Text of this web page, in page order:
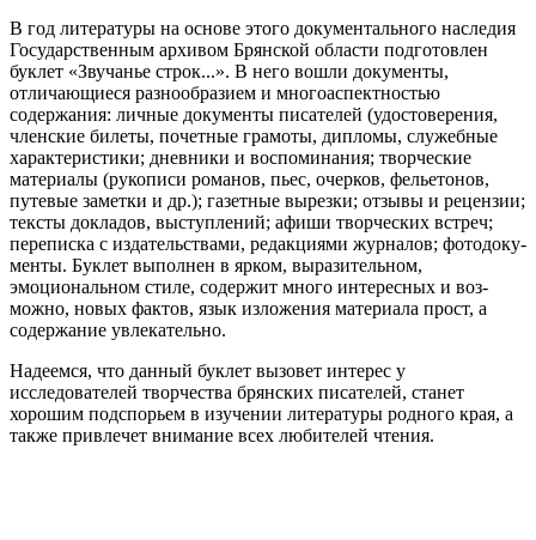
В год литературы на основе этого документального наследия
Государственным архивом Брянской обла­сти подготовлен
буклет «Звучанье строк...». В него вошли документы,
отличающиеся разнообразием и многоаспектностью
содержания: личные документы писателей (удостоверения,
членские билеты, почетные грамо­ты, дипломы, служебные
характеристики; дневники и воспоминания; творческие
материалы (рукописи рома­нов, пьес, очерков, фельетонов,
путевые заметки и др.); газетные вырезки; отзывы и рецензии;
тексты докла­дов, выступлений; афиши творческих встреч;
переписка с издательствами, редакциями журналов; фотодоку­
менты. Буклет выполнен в ярком, выразительном,
эмоциональном стиле, содержит много интересных и воз­
можно, новых фактов, язык изложения материала прост, а
содержание увлекательно.
Надеемся, что данный буклет вызовет интерес у
исследователей творчества брянских писателей, станет
хорошим подспорьем в изучении литературы родного края, а
также привлечет внимание всех любителей чтения.